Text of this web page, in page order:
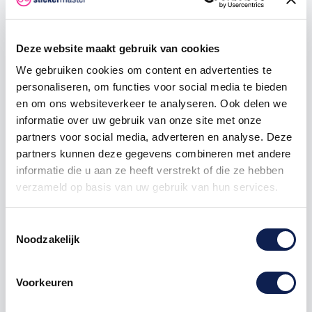
Deze website maakt gebruik van cookies
We gebruiken cookies om content en advertenties te
personaliseren, om functies voor social media te bieden
en om ons websiteverkeer te analyseren. Ook delen we
informatie over uw gebruik van onze site met onze
partners voor social media, adverteren en analyse. Deze
partners kunnen deze gegevens combineren met andere
informatie die u aan ze heeft verstrekt of die ze hebben
verzameld op basis van uw gebruik van hun services.
Noodzakelijk
Voorkeuren
250 € 56,25
sticker waarschuwing pictogram
Waarschuwing pictogramstickers